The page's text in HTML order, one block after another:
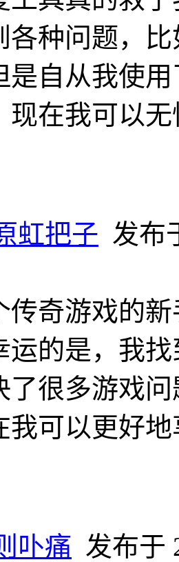
各种问题，
是自从我使
现在我可以
虹把子 发布
传奇游戏的
运的是，我
了很多游戏
我可以更好
卟痛 发布于